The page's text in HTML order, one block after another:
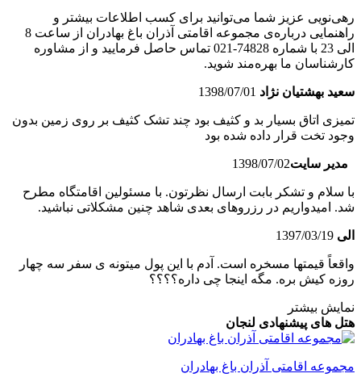
رهی‌نویی عزیز شما می‌توانید برای کسب اطلاعات بیشتر و
راهنمایی درباره‌ی مجموعه اقامتی آذران باغ بهادران از ساعت 8
الی 23 با شماره 74828-021 تماس حاصل فرمایید و از مشاوره
کارشناسان ما بهره‌مند شوید.
سعید بهشتیان نژاد 1398/07/01
تمیزی اتاق بسیار بد و کثیف بود چند تشک کثیف بر روی زمین بدون
وجود تخت قرار داده شده بود
مدیر سایت1398/07/02
با سلام و تشکر بابت ارسال نظرتون. با مسئولین اقامتگاه مطرح
شد. امیدواریم در رزروهای بعدی شاهد چنین مشکلاتی نباشید.
الی 1397/03/19
واقعاً قیمتها مسخره است. آدم با این پول میتونه ی سفر سه چهار
روزه کیش بره. مگه اینجا چی داره؟؟؟؟
نمایش بیشتر
هتل های پیشنهادی لنجان
مجموعه اقامتی آذران باغ بهادران